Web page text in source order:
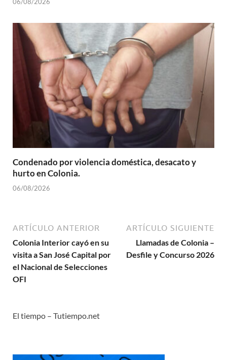
06/08/2026
Condenado por violencia doméstica, desacato y
hurto en Colonia.
06/08/2026
ARTÍCULO ANTERIOR
Colonia Interior cayó en su
visita a San José Capital por
el Nacional de Selecciones
OFI
ARTÍCULO SIGUIENTE
Llamadas de Colonia –
Desfile y Concurso 2026
El tiempo – Tutiempo.net